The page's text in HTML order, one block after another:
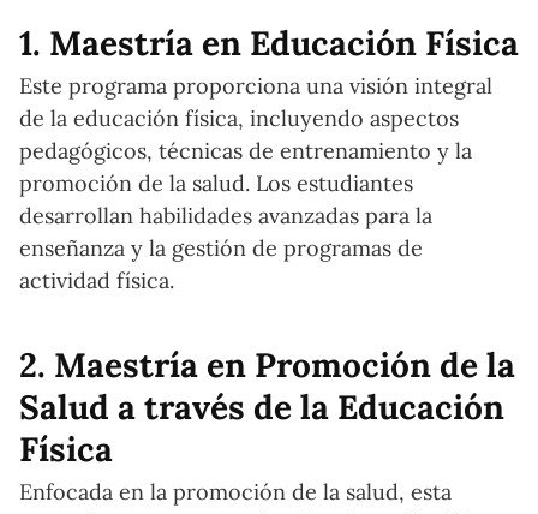
1. Maestría en Educación Física
Este programa proporciona una visión integral
de la educación física, incluyendo aspectos
pedagógicos, técnicas de entrenamiento y la
promoción de la salud. Los estudiantes
desarrollan habilidades avanzadas para la
enseñanza y la gestión de programas de
actividad física.
2. Maestría en Promoción de la
Salud a través de la Educación
Física
Enfocada en la promoción de la salud, esta